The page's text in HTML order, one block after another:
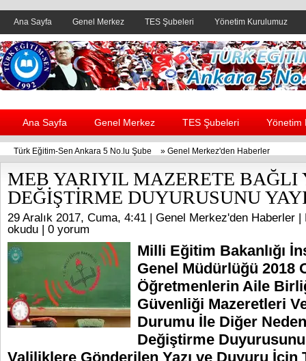
Ana Sayfa Genel Merkez TES Şubeleri Yönetim Kurulumuz
Header yanı reklam alanı
Ana Sayfa Genel Merkez TES Şubeleri Yönetim
Türk Eğitim-Sen Ankara 5 No.lu Şube » Genel Merkez'den Haberler
MEB YARIYIL MAZERETE BAĞLI
DEĞİŞTİRME DUYURUSUNU
29 Aralık 2017, Cuma, 4:41 | Genel Merkez'den Haberler |
okudu | 0 yorum
Milli Eğitim Bakanlığı
Genel Müdürlüğü 2018
Öğretmenlerin Aile
Güvenliği Mazeretleri
Durumu İle Diğer
Değiştirme Duyurusunu
Valiliklere Gönderilen Yazı ve Duyuru İçin